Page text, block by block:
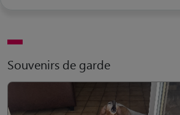
Souvenirs de garde